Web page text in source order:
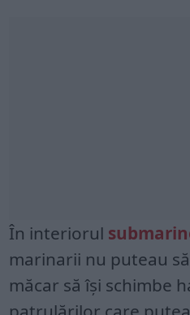
În interiorul
marinarii nu puteau
măcar să își schimbe